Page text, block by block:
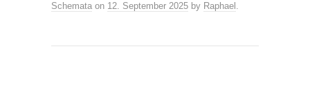
Schemata on 12. September 2025 by Raphael .